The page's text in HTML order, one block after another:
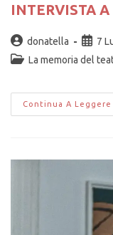
INTERVISTA
donatella
7
La memoria del
Continua A Leggere